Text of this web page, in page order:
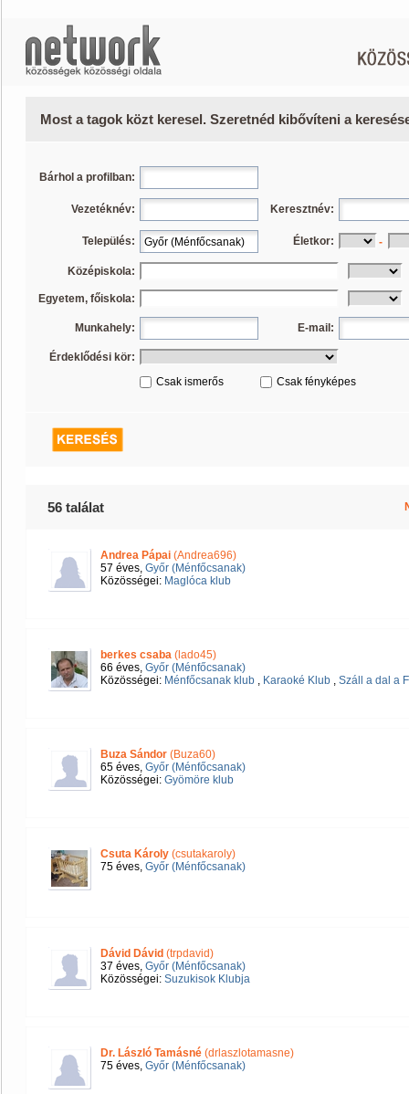
Most a tagok közt keresel. Szeretnéd kibővíteni a
Bárhol a profilban:
Vezetéknév: Keresztnév:
Település: Életkor: -
Középiskola:
Egyetem, főiskola:
Munkahely: E-mail:
Érdeklődési kör:
Csak ismerős
Csak fényképes
56 találat
Andrea Pápai (Andrea696)
57 éves, Győr (Ménfőcsanak)
Közösségei: Maglóca klub
berkes csaba (lado45)
66 éves, Győr (Ménfőcsanak)
Közösségei: Ménfőcsanak klub , Karaoké Klub , Száll a dal a
Buza Sándor (Buza60)
65 éves, Győr (Ménfőcsanak)
Közösségei: Gyömöre klub
Csuta Károly (csutakaroly)
75 éves, Győr (Ménfőcsanak)
Dávid Dávid (trpdavid)
37 éves, Győr (Ménfőcsanak)
Közösségei: Suzukisok Klubja
Dr. László Tamásné (drlaszlotamasne)
75 éves, Győr (Ménfőcsanak)